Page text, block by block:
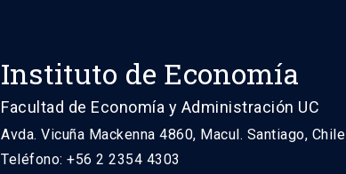
Instituto de Economía
Facultad de Economía y Administración UC
Avda. Vicuña Mackenna 4860, Macul. Santiago, Chile
Teléfono: +56 2 2354 4303